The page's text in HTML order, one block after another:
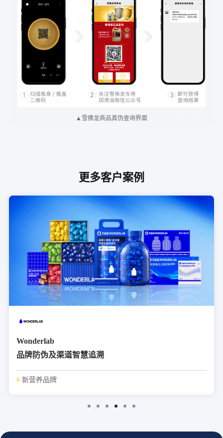
▲雪佛龙商品真伪查询界面
更多客户案例
Wonderlab
品牌防伪及渠道智慧追溯
# 新营养品牌